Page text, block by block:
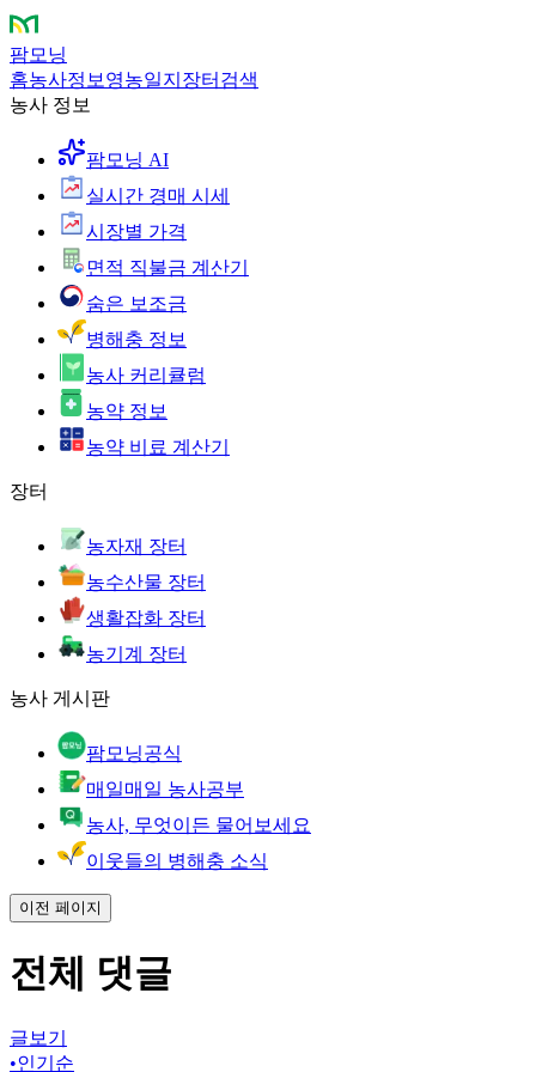
팜모닝
홈농사정보 영농일지 장터 검색
농사 정보
팜모닝 AI
실시간 경매 시세
시장별 가격
면적 직불금 계산기
숨은 보조금
병해충 정보
농사 커리큘럼
농약 정보
농약 비료 계산기
장터
농자재 장터
농수산물 장터
생활잡화 장터
농기계 장터
농사 게시판
팜모닝공식
매일매일 농사공부
농사, 무엇이든 물어보세요
이웃들의 병해충 소식
이전 페이지
전체 댓글
글보기
•인기순